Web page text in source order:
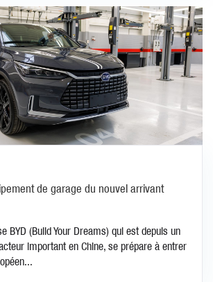
de garage du nouvel arrivant
BYD (Build Your Dreams) qui est depuis un
important en Chine, se prépare à entrer